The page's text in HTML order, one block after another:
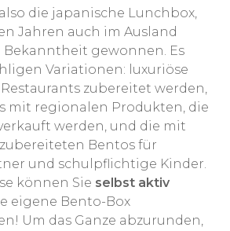
die japanische Lunchbox,
Jahren auch im Ausland
gewonnen. Es
Variationen: luxuriöse
zubereitet werden,
mit regionalen Produkten, die
werden, und die mit
Bentos für
und schulpflichtige Kinder.
können Sie selbst aktiv
eigene Bento-Box
Um das Ganze abzurunden,